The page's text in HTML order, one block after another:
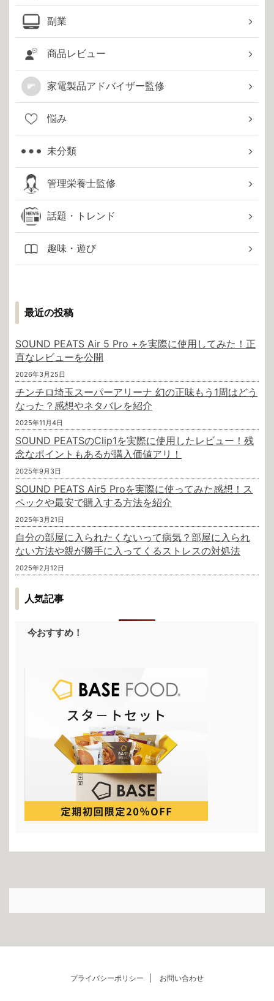
副業
商品レビュー
家電製品アドバイザー監修
悩み
未分類
管理栄養士監修
話題・トレンド
趣味・遊び
最近の投稿
SOUND PEATS Air 5 Pro +を実際に使用してみた！正
直なレビューを公開
2026年3月25日
チンチロ埼玉スーパーアリーナ 幻の正味もう1周はどう
なった？感想やネタバレを紹介
2025年11月4日
SOUND PEATSのClip1を実際に使用したレビュー！残
念なポイントもあるが購入価値アリ！
2025年9月3日
SOUND PEATS Air5 Proを実際に使ってみた感想！ス
ペックや最安で購入する方法を紹介
2025年3月21日
自分の部屋に入られたくないって病気？部屋に入られ
ない方法や親が勝手に入ってくるストレスの対処法
2025年2月12日
人気記事
今おすすめ！
プライバシーポリシー お問い合わせ